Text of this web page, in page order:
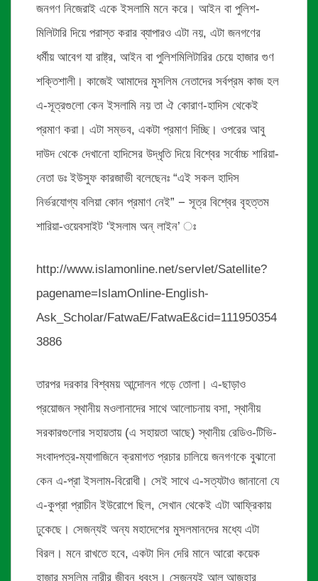
জনগণ নিজেরাই একে ইসলামি মনে করে। আইন বা পুলিশ-
মিলিটারি দিয়ে পরাস্ত করার ব্যাপারও এটা নয়, এটা জনগণের
ধর্মীয় আবেগ যা রাষ্ট্র, আইন বা পুলিশমিলিটারির চেয়ে হাজার গুণ
শক্তিশালী। কাজেই আমাদের মুসলিম নেতাদের সর্বপ্রম কাজ হল
এ-সূত্রগুলো কেন ইসলামি নয় তা ঐ কোরাণ-হাদিস থেকেই
প্রমাণ করা। এটা সম্ভব, একটা প্রমাণ দিচ্ছি। ওপরের আবু
দাউদ থেকে দেখানো হাদিসের উদ্ধৃতি দিয়ে বিশ্বের সর্বোচ্চ শারিয়া-
নেতা ডঃ ইউসুফ কারজাভী বলেছেনঃ “এই সকল হাদিস
নির্ভরযোগ্য বলিয়া কোন প্রমাণ নেই” − সূত্র বিশ্বের বৃহত্তম
শারিয়া-ওয়েবসাইট ‘ইসলাম অন্ লাইন’ ঃ
http://www.islamonline.net/servlet/Satellite?
pagename=IslamOnline-English-
Ask_Scholar/FatwaE/FatwaE&cid=111950354
3886
তারপর দরকার বিশ্বময় আন্দোলন গড়ে তোলা। এ-ছাড়াও
প্রয়োজন স্থানীয় মওলানাদের সাথে আলোচনায় বসা, স্থানীয়
সরকারগুলোর সহায়তায় (এ সহায়তা আছে) স্থানীয় রেডিও-টিভি-
সংবাদপত্র-ম্যাগাজিনে ক্রমাগত প্রচার চালিয়ে জনগণকে বুঝানো
কেন এ-প্রা ইসলাম-বিরোধী। সেই সাথে এ-সত্যটাও জানানো যে
এ-কুপ্রা প্রাচীন ইউরোপে ছিল, সেখান থেকেই এটা আফ্রিকায়
ঢুকেছে। সেজন্যই অন্য মহাদেশের মুসলমানদের মধ্যে এটা
বিরল। মনে রাখতে হবে, একটা দিন দেরি মানে আরো কয়েক
হাজার মুসলিম নারীর জীবন ধ্বংস। সেজন্যই আল্ আজহার